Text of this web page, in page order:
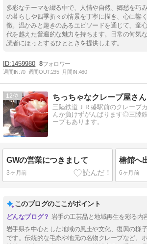
多彩なテーマを綴る中で、人情や自然、郷愁を巧
の暮らしや四季折々の情景を丁寧に描き、心に響
徴。温かみと趣きのあるエピソードを通じて、童
代を越えた普遍的な魅力を持ちます。日常の何気
読者にほっとするひとときを提供します。
1459980 8
週間IN:70 週間OUT:235 月間IN:460
12 ちっちゃなクレープ屋さ
三陸鉄道ＪＲ盛駅前のクレープ
んか負けずがんばります◎三陸
ープもあります。
GWの営業につきまして
3ヶ月前
椿館へ
6ヶ月前
このブログのここがポイント
岩手の工芸品と地域再生を彩る内
岩手県を中心とした地域の風土や文化、復興の様
です。伝統的な毛糸や地元の名物クレープなど、